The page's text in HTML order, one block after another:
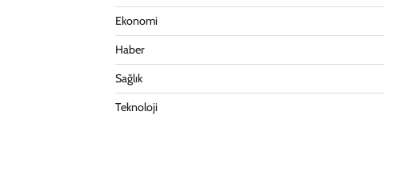
Ekonomi
Haber
Sağlık
Teknoloji